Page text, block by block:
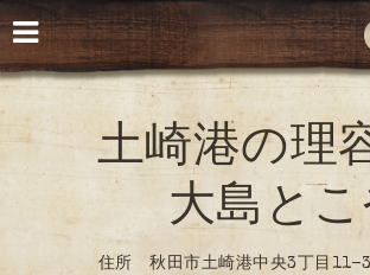
土崎港の理
大島とこ
住所 秋田市土崎港中央3丁